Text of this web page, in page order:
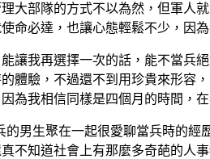
大部隊的方式不以為然，但軍人
命必達，也讓心態輕鬆不少，因
讓我再選擇一次的話，能不當兵
體驗，不過還不到用珍貴來形容
為我相信同樣是四個月的時間，
男生聚在一起很愛聊當兵時的經
不知道社會上有那麼多奇葩的人